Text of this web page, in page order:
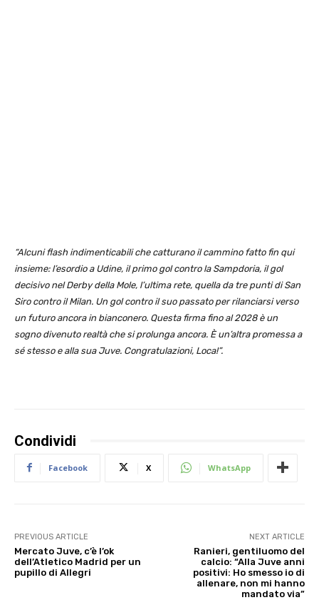
“Alcuni flash indimenticabili che catturano il cammino fatto fin qui
insieme: l’esordio a Udine, il primo gol contro la Sampdoria, il gol
decisivo nel Derby della Mole, l’ultima rete, quella da tre punti di San
Siro contro il Milan. Un gol contro il suo passato per rilanciarsi verso
un futuro ancora in bianconero. Questa firma fino al 2028 è un
sogno divenuto realtà che si prolunga ancora. È un’altra promessa a
sé stesso e alla sua Juve. Congratulazioni, Loca!”.
Condividi
Facebook X WhatsApp
PREVIOUS ARTICLE
Mercato Juve, c’è l’ok
dell’Atletico Madrid per un
pupillo di Allegri
NEXT ARTICLE
Ranieri, gentiluomo del
calcio: “Alla Juve anni
positivi: Ho smesso io di
allenare, non mi hanno
mandato via”